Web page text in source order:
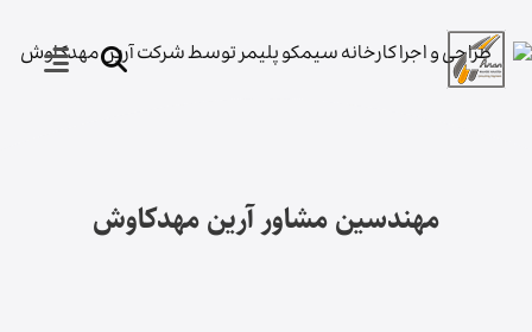
مهندسین مشاور آرین مهدکاوش